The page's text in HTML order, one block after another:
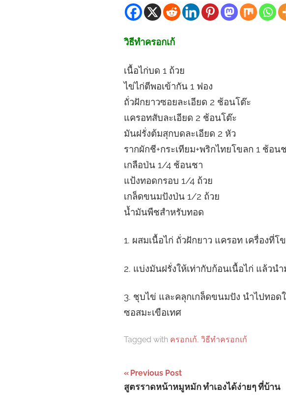
วิธีทำครอกเก้
เนื้อไก่บด 1 ถ้วย
ไข่ไก่ตีพอเข้ากัน 1 ฟอง
ถั่วฝักยาวซอยละเอียด 2 ช้อนโต๊ะ
แครอทสับละเอียด 2 ช้อนโต๊ะ
มันฝรั่งต้มสุกบดละเอียด 2 หัว
รากผักชี+กระเทียม+พริกไทยโขลก 1 ช้อน
เกลือป่น 1/4 ช้อนชา
แป้งทอดกรอบ 1/4 ถ้วย
เกล็ดขนมปังป่น 1/2 ถ้วย
น้ำมันพืชสำหรับทอด
1. ผสมเนื้อไก่ ถั่วฝักยาว แครอท เครื่องที่
2. แบ่งมันฝรั่งให้เท่ากับก้อนเนื้อไก่ แล้ว
3. ชุบไข่ และคลุกเกล็ดขนมปัง นำไปทอด
ซอสมะเขือเทศ
Tagged with ครอกเก้, วิธีทําครอกเก้
Post
navigation
Previous Post
สูตรราดหน้าหมูหมัก ทำเองได้ง่ายๆ ที่บ้าน